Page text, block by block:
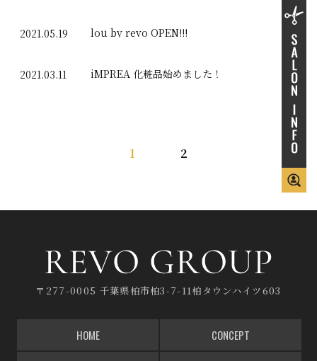
2021.05.19 lou by revo OPEN!!!
2021.03.11 iMPREA 化粧品始めました！
1 2
〒277-0005 千葉県柏市柏3-7-11柏タウンハイツ603
HOME CONCEPT